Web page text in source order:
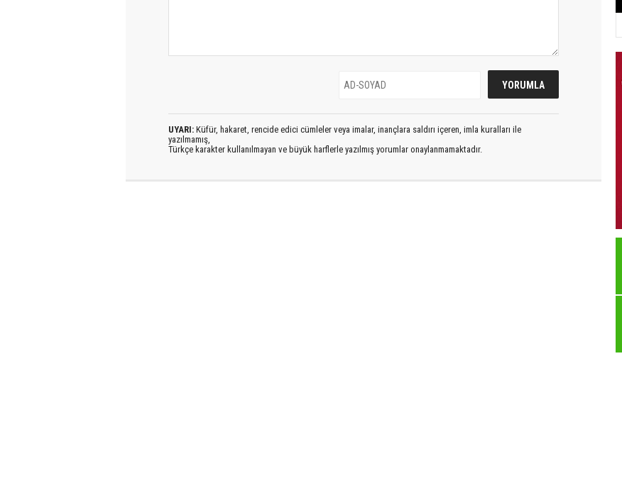
UYARI: Küfür, hakaret, rencide edici cümleler veya imalar, inançlara saldırı içeren, imla kuralları ile
yazılmamış,
Türkçe karakter kullanılmayan ve büyük harflerle yazılmış yorumlar onaylanmamaktadır.